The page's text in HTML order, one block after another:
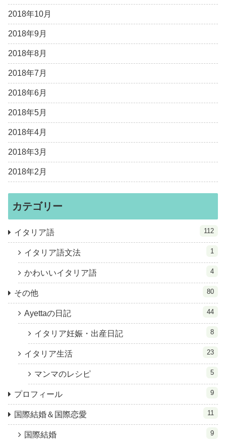
2018年10月
2018年9月
2018年8月
2018年7月
2018年6月
2018年5月
2018年4月
2018年3月
2018年2月
カテゴリー
イタリア語 112
イタリア語文法 1
かわいいイタリア語 4
その他 80
Ayettaの日記 44
イタリア妊娠・出産日記 8
イタリア生活 23
マンマのレシピ 5
プロフィール 9
国際結婚＆国際恋愛 11
国際結婚 9